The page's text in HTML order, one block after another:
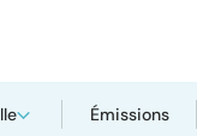
Émissions